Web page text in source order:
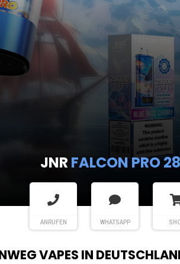
JNR FALCON PRO
ANRUFEN WHATSAPP
VAPES IN